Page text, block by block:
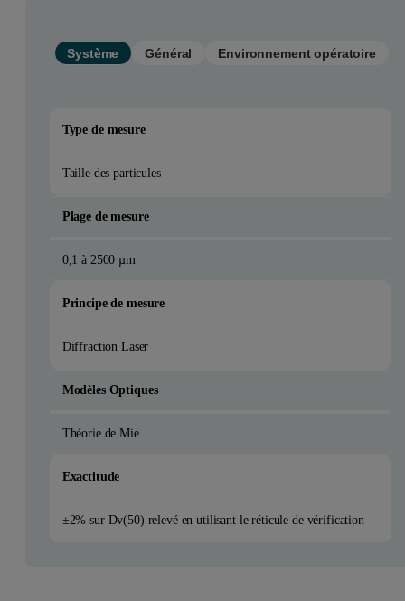
Système Général Environnement opératoire
Type de mesure
Taille des particules
Plage de mesure
0,1 à 2500 µm
Principe de mesure
Diffraction Laser
Modèles Optiques
Théorie de Mie
Exactitude
±2% sur Dv(50) relevé en utilisant le réticule de vérification